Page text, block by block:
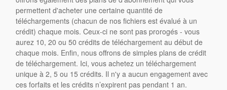
permettent d'acheter une certaine quantité de
téléchargements (chacun de nos fichiers est évalué à un
crédit) chaque mois. Ceux-ci ne sont pas prorogés - vous
aurez 10, 20 ou 50 crédits de téléchargement au début de
chaque mois. Enfin, nous offrons de simples plans de crédit
de téléchargement. Ici, vous achetez un téléchargement
unique à 2, 5 ou 15 crédits. Il n'y a aucun engagement avec
ces forfaits et les crédits n’expirent pas pendant 1 an.